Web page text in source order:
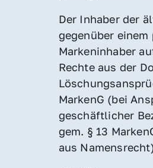
Der Inhaber der
gegenüber
Markeninhaber
Rechte aus der
MarkenG (bei
geschäftlicher
gem. § 13
aus